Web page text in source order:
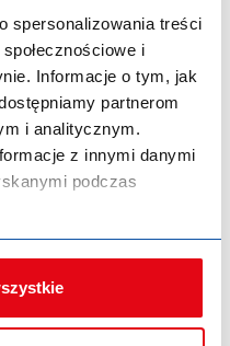
spersonalizowania treści
i
Informacje o tym, jak
partnerom
i analitycznym.
z innymi danymi
podczas